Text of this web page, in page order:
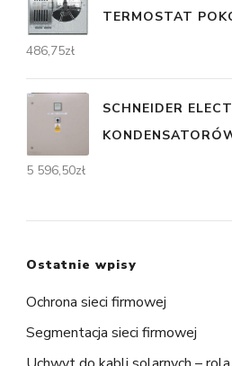
TERMOSTAT
486,75zł
SCHNEIDER
5 596,50zł
Ostatnie wpisy
Ochrona sieci firmowej
Segmentacja sieci firmowej